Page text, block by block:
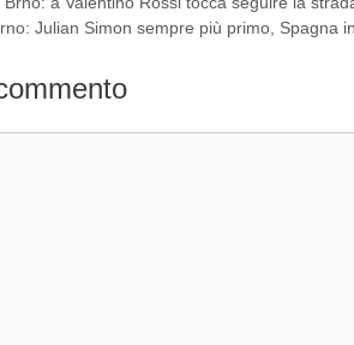
Julian Simon sempre più primo, Spagna